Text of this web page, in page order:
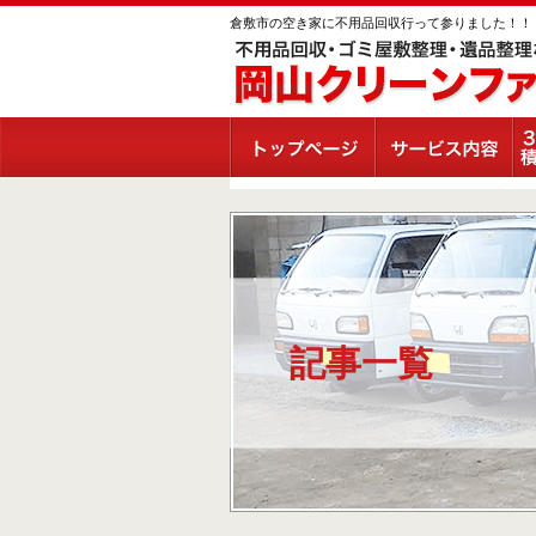
倉敷市の空き家に不用品回収行って参りました！！
記事一覧